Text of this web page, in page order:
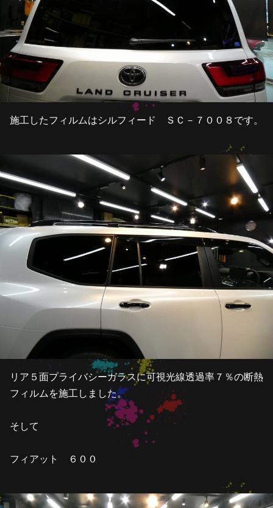
施工したフィルムはシルフィード ＳＣ－７００８です。
リア５面プライバシーガラスに可視光線透過率７％の断熱
フィルムを施工しました。
そして
フィアット ６００